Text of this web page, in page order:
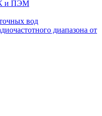
и ПЭМ
вод
диапазона от